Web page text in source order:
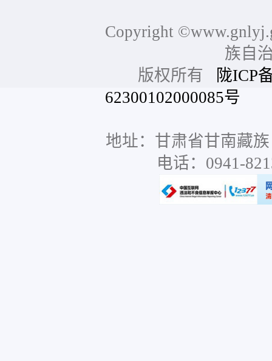
Copyright
族自
版权所有
陇ICP
62300102000085号
地址：甘肃省甘南藏
电话：0941-